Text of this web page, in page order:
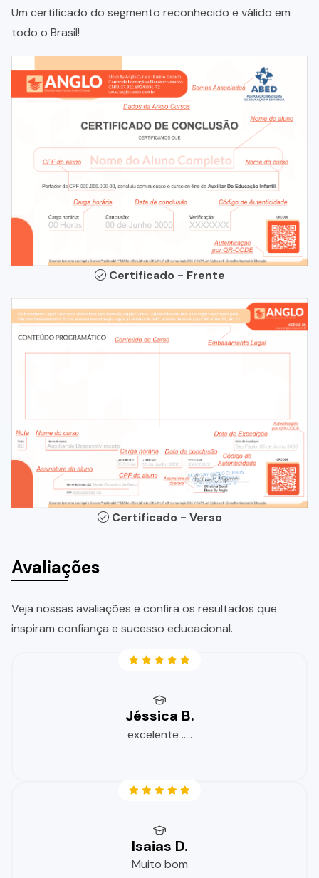
Um certificado do segmento reconhecido e válido em
todo o Brasil!
Certificado - Frente
Certificado - Verso
Avaliações
Veja nossas avaliações e confira os resultados que
inspiram confiança e sucesso educacional.
Jéssica B.
excelente .....
Isaias D.
Muito bom